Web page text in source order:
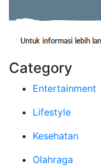
Category
Entertainment
Lifestyle
Kesehatan
Olahraga